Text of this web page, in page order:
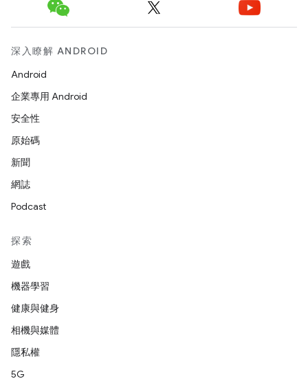
深入瞭解 ANDROID
Android
企業專用 Android
安全性
原始碼
新聞
網誌
Podcast
探索
遊戲
機器學習
健康與健身
相機與媒體
隱私權
5G